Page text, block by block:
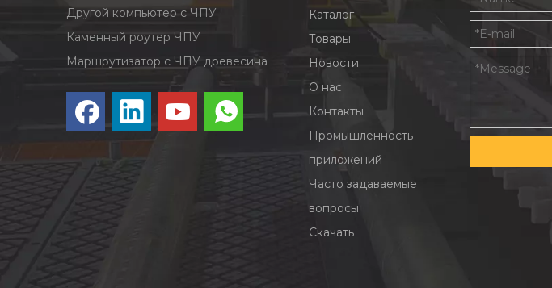
Другой компьютер с ЧПУ
Каменный роутер ЧПУ
Маршрутизатор с ЧПУ древесина
Каталог
Товары
Новости
О нас
Контакты
Промышленность
приложений
Часто задаваемые
вопросы
Скачать